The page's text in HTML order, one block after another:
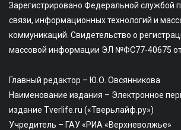
Зарегистрировано Федеральной службой
связи, информационных технологий и
коммуникаций. Свидетельство о
массовой информации ЭЛ №ФС77-40675 от
Главный редактор – Ю.О. Овсянникова
Наименование издания – Электронное
издание Tverlife.ru («Тверьлайф.ру»)
Учредитель – ГАУ «РИА «Верхневолжье»